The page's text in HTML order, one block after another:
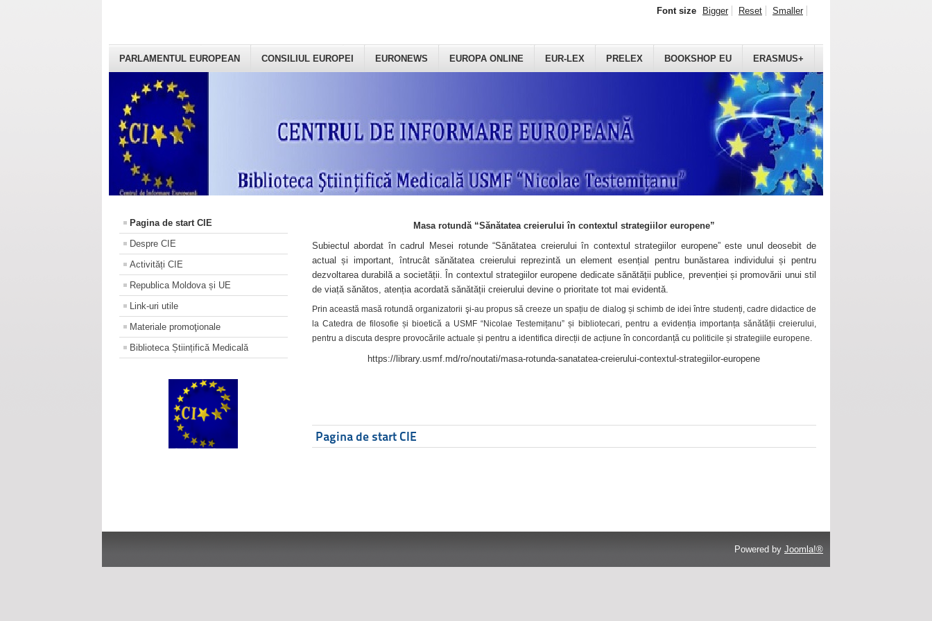
PARLAMENTUL EUROPEAN CONSILIUL EUROPEI EURONEWS EUROPA ONLINE EUR-LEX PRELEX BOOKSHOP EU ERASMUS+
Font size Bigger Reset Smaller
Pagina de start CIE
Despre CIE
Activități CIE
Republica Moldova și UE
Link-uri utile
Materiale promoţionale
Biblioteca Științifică Medicală
Masa rotundă “Sănătatea creierului în contextul strategiilor europene”
Subiectul abordat în cadrul Mesei rotunde “Sănătatea creierului în contextul strategiilor europene” este unul deosebit de
actual și important, întrucât sănătatea creierului reprezintă un element esențial pentru bunăstarea individului și pentru
dezvoltarea durabilă a societății. În contextul strategiilor europene dedicate sănătății publice, prevenției și promovării unui stil
de viață sănătos, atenția acordată sănătății creierului devine o prioritate tot mai evidentă.
Prin această masă rotundă organizatorii şi-au propus să creeze un spațiu de dialog și schimb de idei între studenți, cadre didactice de
la Catedra de filosofie și bioetică a USMF “Nicolae Testemițanu” și bibliotecari, pentru a evidenția importanța sănătății creierului,
pentru a discuta despre provocările actuale și pentru a identifica direcții de acțiune în concordanță cu politicile și strategiile europene.
https://library.usmf.md/ro/noutati/masa-rotunda-sanatatea-creierului-contextul-strategiilor-europene
Pagina de start CIE
Powered by Joomla!®